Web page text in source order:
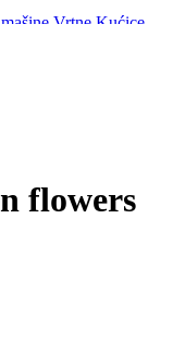
Vrtne Kućice
flowers